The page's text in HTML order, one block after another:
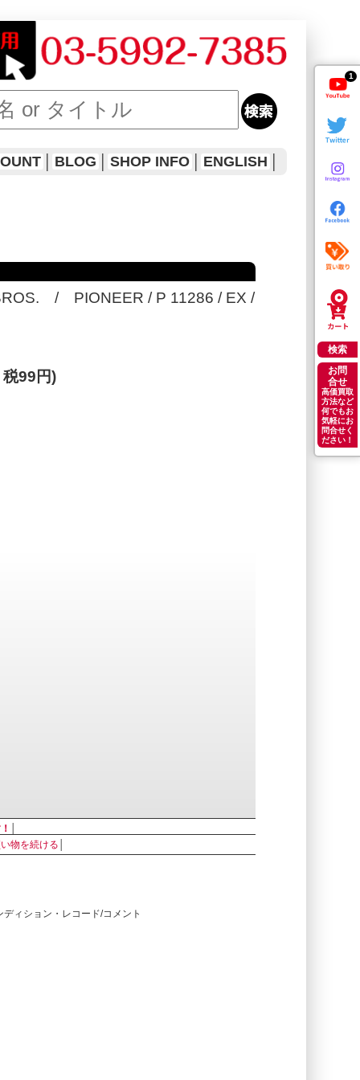
1
検索
お問
合せ
高価買取
方法など
何でもお
気軽にお
問合せく
ださい！
BLOG SHOP INFO ENGLISH
/ PIONEER / P 11286 / EX /
99円)
物を続ける
ィション・レコード/コメント